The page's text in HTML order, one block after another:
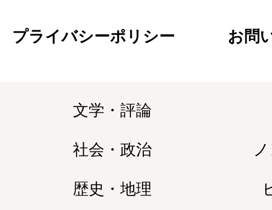
プライバシーポリシー お問
文学・評論
社会・政治
歴史・地理